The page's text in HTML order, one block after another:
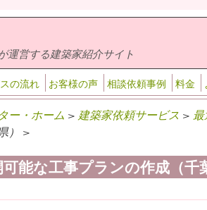
運営する建築家紹介サイト
の流れ お客様の声 相談依頼事例 料金
ー・ホーム > 建築家依頼サービス >
） >
能な工事プランの作成（千